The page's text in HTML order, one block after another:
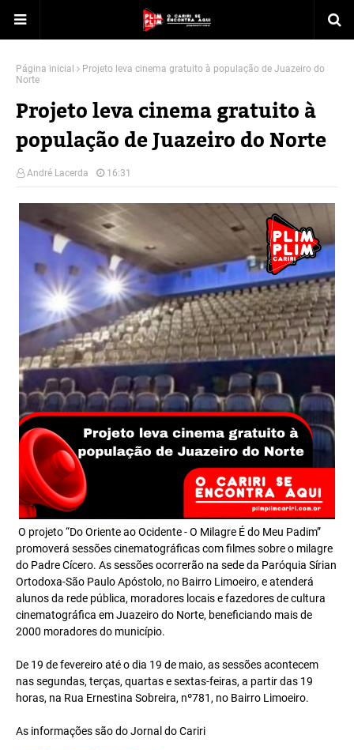
Página inicial
Projeto leva cinema gratuito à população de Juazeiro do
Norte
Projeto leva cinema gratuito à
população de Juazeiro do Norte
André Lacerda 16:31
O projeto “Do Oriente ao Ocidente - O Milagre É do Meu Padim”
promoverá sessões cinematográficas com filmes sobre o milagre
do Padre Cícero. As sessões ocorrerão na sede da Paróquia Sírian
Ortodoxa-São Paulo Apóstolo, no Bairro Limoeiro, e atenderá
alunos da rede pública, moradores locais e fazedores de cultura
cinematográfica em Juazeiro do Norte, beneficiando mais de
2000 moradores do município.
De 19 de fevereiro até o dia 19 de maio, as sessões acontecem
nas segundas, terças, quartas e sextas-feiras, a partir das 19
horas, na Rua Ernestina Sobreira, nº781, no Bairro Limoeiro.
As informações são do Jornal do Cariri